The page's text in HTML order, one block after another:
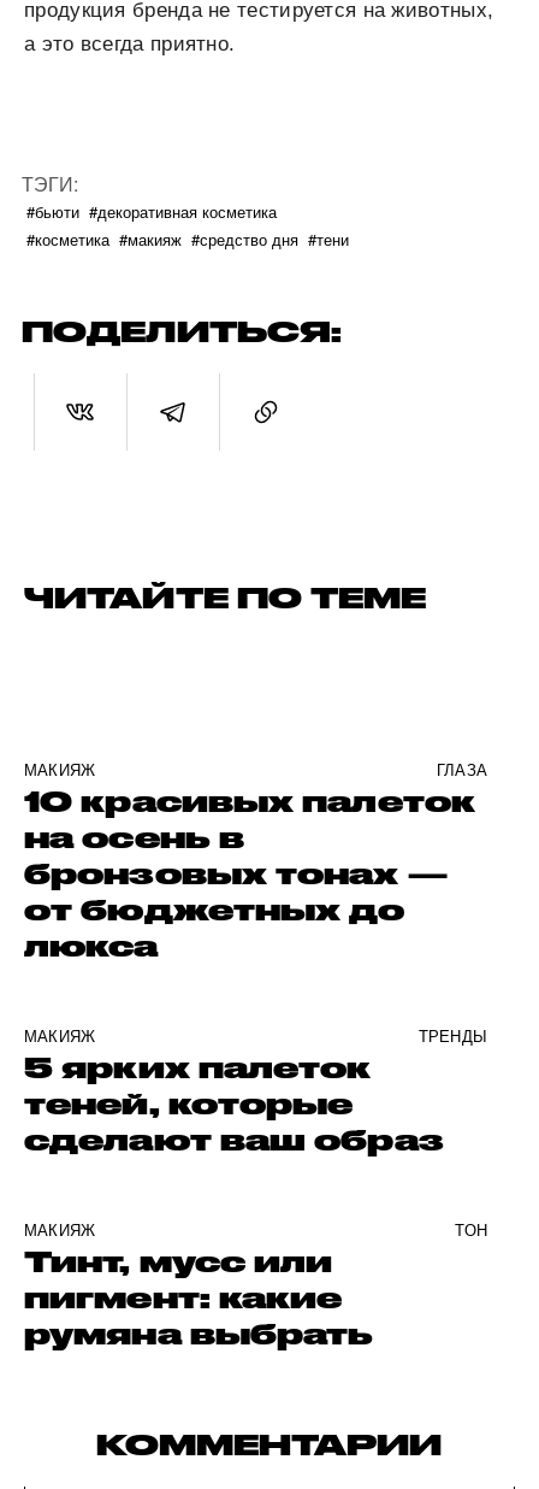
продукция бренда не тестируется на животных,
а это всегда приятно.
ТЭГИ:
#бьюти #декоративная косметика
#косметика #макияж #средство дня #тени
ПОДЕЛИТЬСЯ:
ЧИТАЙТЕ ПО ТЕМЕ
МАКИЯЖ ГЛАЗА
10 красивых палеток
на осень в
бронзовых тонах —
от бюджетных до
люкса
МАКИЯЖ ТРЕНДЫ
5 ярких палеток
теней, которые
сделают ваш образ
МАКИЯЖ ТОН
Тинт, мусс или
пигмент: какие
румяна выбрать
КОММЕНТАРИИ